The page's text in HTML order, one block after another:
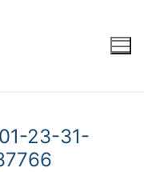
23-31-